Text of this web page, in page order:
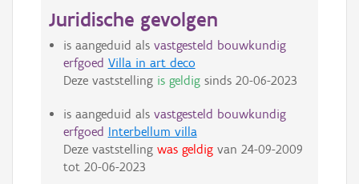
Juridische gevolgen
is aangeduid als vastgesteld bouwkundig
erfgoed Villa in art deco
Deze vaststelling is geldigsinds 20-06-2023
is aangeduid als vastgesteld bouwkundig
erfgoed Interbellum villa
Deze vaststelling was geldigvan 24-09-2009
tot 20-06-2023